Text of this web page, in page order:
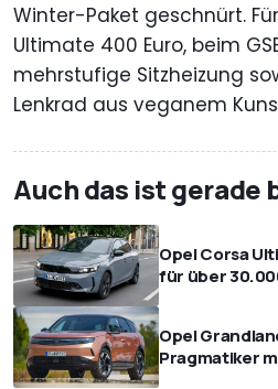
Winter-Paket geschnürt.
Ultimate 400 Euro, beim
mehrstufige Sitzheizung
Lenkrad aus veganem
Auch das ist gerade
Opel Corsa
für über
Opel
Pragmatiker